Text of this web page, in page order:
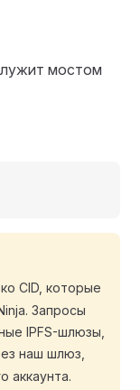
мостом
CID, которые
Запросы
IPFS-шлюзы,
наш шлюз,
аккаунта.